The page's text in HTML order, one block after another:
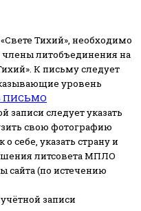
Тихий», необходимо
члены литобъединения на
К письму следует
уровень
ПИСЬМО
записи следует указать
свою фотографию
о себе, указать страну и
литсовета МПЛО
сайта (по истечению
записи